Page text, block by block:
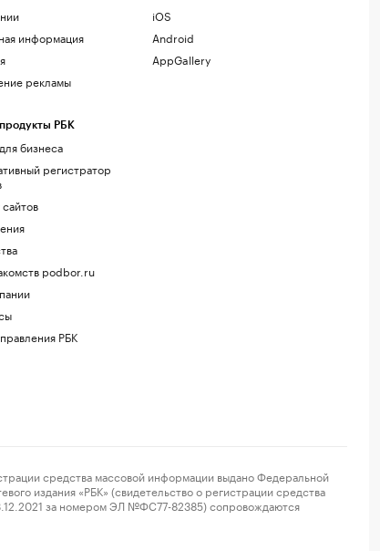
информация
рекламы
РБК
бизнеса
регистратор
podbor.ru
РБК
iOS
Android
AppGallery
средства массовой информации выдано Федеральной
издания «РБК» (свидетельство о регистрации средства
за номером ЭЛ №ФС77-82385) сопровождаются